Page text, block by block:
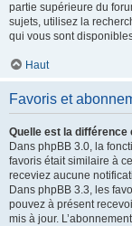
partie supérieure du
sujets, utilisez la
qui vous sont
Haut
Favoris et
Quelle est la
Dans phpBB 3.0, la
favoris était similaire à
receviez aucune
Dans phpBB 3.3, les
pouvez à présent
mis à jour.